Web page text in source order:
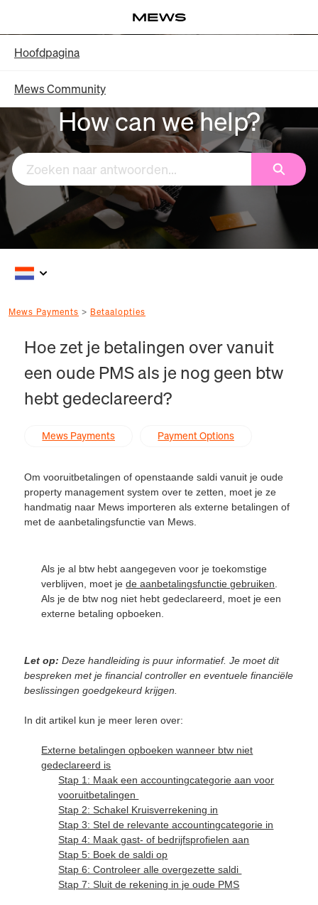
naar
hoofdinhoud
Hoofdpagina
Mews Community
How can we help?
Zoeken
Mews Payments Betaalopties
Hoe zet je betalingen over vanuit
een oude PMS als je nog geen btw
hebt gedeclareerd?
Mews Payments Payment Options
Om vooruitbetalingen of openstaande saldi vanuit je oude
property management system over te zetten, moet je ze
handmatig naar Mews importeren als externe betalingen of
met de aanbetalingsfunctie van Mews.
Als je al btw hebt aangegeven voor je toekomstige
verblijven, moet jede aanbetalingsfunctie gebruiken
Als je de btw nog niet hebt gedeclareerd, moet je een
externe betaling opboeken.
Let op:Deze handleiding is puur informatief. Je moet dit
bespreken met je financial controller en eventuele financiële
beslissingen goedgekeurd krijgen.
In dit artikel kun je meer leren over:
Externe betalingen opboeken wanneer btw niet
gedeclareerd is
Stap 1: Maak een accountingcategorie aan voor
vooruitbetalingen
Stap 2: Schakel Kruisverrekening in
Stap 3: Stel de relevante accountingcategorie in
Stap 4: Maak gast- of bedrijfsprofielen aan
Stap 5: Boek de saldi op
Stap 6: Controleer alle overgezette saldi
Stap 7: Sluit de rekening in je oude PMS